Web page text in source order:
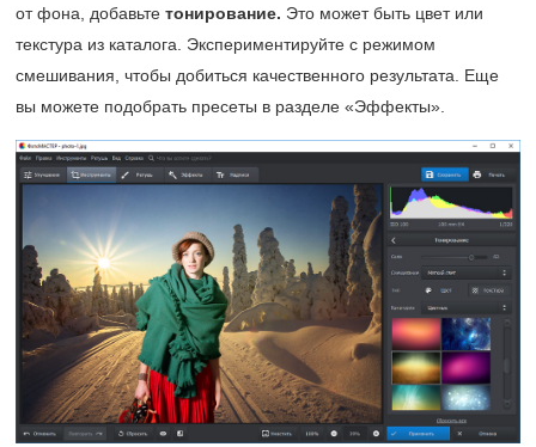
от фона, добавьте тонирование. Это может быть цвет или
текстура из каталога. Экспериментируйте с режимом
смешивания, чтобы добиться качественного результата. Еще
вы можете подобрать пресеты в разделе «Эффекты».